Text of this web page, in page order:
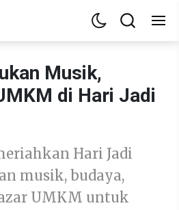
Musik,
di Hari Jadi
Hari Jadi
musik, budaya,
UMKM untuk